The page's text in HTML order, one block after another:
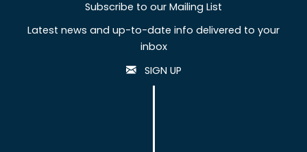
Subscribe to our Mailing List
Latest news and up-to-date info delivered to your
inbox
SIGN UP